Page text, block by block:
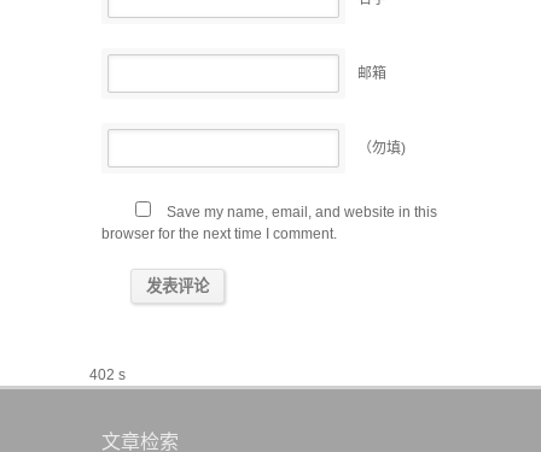
邮箱
（勿填)
Save my name, email, and website in this
browser for the next time I comment.
402 s
文章检索